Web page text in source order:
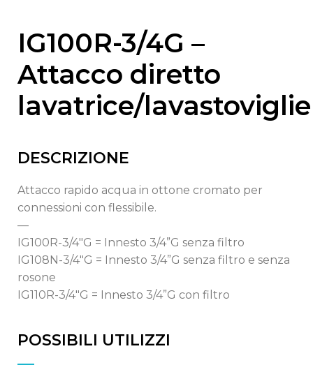
IG100R-3/4G –
Attacco diretto
lavatrice/lavastoviglie
DESCRIZIONE
Attacco rapido acqua in ottone cromato per
connessioni con flessibile.
—
IG100R-3/4″G = Innesto 3/4”G senza filtro
IG108N-3/4″G = Innesto 3/4”G senza filtro e senza
rosone
IG110R-3/4″G = Innesto 3/4”G con filtro
POSSIBILI UTILIZZI